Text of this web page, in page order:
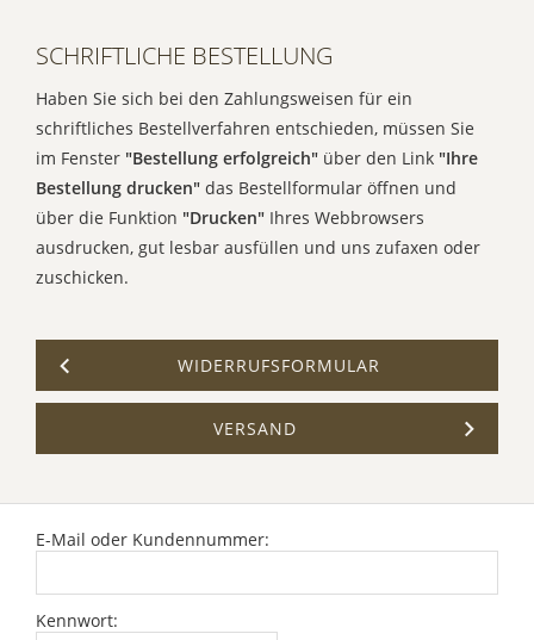
SCHRIFTLICHE BESTELLUNG
Haben Sie sich bei den Zahlungsweisen für ein
schriftliches Bestellverfahren entschieden, müssen Sie
im Fenster "Bestellung erfolgreich" über den Link "Ihre
Bestellung drucken" das Bestellformular öffnen und
über die Funktion "Drucken" Ihres Webbrowsers
ausdrucken, gut lesbar ausfüllen und uns zufaxen oder
zuschicken.
WIDERRUFSFORMULAR
VERSAND
E-Mail oder Kundennummer:
Kennwort: